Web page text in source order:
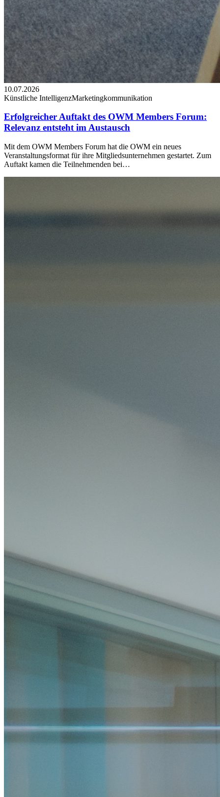
10.07.2026
Künstliche IntelligenzMarketingkommunikation
Erfolgreicher Auftakt des OWM Members Forum:
Relevanz entsteht im Austausch
Mit dem OWM Members Forum hat die OWM ein neues
Veranstaltungsformat für ihre Mitgliedsunternehmen gestartet. Zum
Auftakt kamen die Teilnehmenden bei…